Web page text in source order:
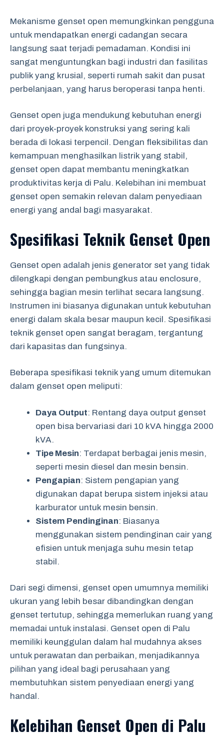
Mekanisme genset open memungkinkan pengguna
untuk mendapatkan energi cadangan secara
langsung saat terjadi pemadaman. Kondisi ini
sangat menguntungkan bagi industri dan fasilitas
publik yang krusial, seperti rumah sakit dan pusat
perbelanjaan, yang harus beroperasi tanpa henti.
Genset open juga mendukung kebutuhan energi
dari proyek-proyek konstruksi yang sering kali
berada di lokasi terpencil. Dengan fleksibilitas dan
kemampuan menghasilkan listrik yang stabil,
genset open dapat membantu meningkatkan
produktivitas kerja di Palu. Kelebihan ini membuat
genset open semakin relevan dalam penyediaan
energi yang andal bagi masyarakat.
Spesifikasi Teknik Genset Open
Genset open adalah jenis generator set yang tidak
dilengkapi dengan pembungkus atau enclosure,
sehingga bagian mesin terlihat secara langsung.
Instrumen ini biasanya digunakan untuk kebutuhan
energi dalam skala besar maupun kecil. Spesifikasi
teknik genset open sangat beragam, tergantung
dari kapasitas dan fungsinya.
Beberapa spesifikasi teknik yang umum ditemukan
dalam genset open meliputi:
Daya Output: Rentang daya output genset
open bisa bervariasi dari 10 kVA hingga 2000
kVA.
Tipe Mesin: Terdapat berbagai jenis mesin,
seperti mesin diesel dan mesin bensin.
Pengapian: Sistem pengapian yang
digunakan dapat berupa sistem injeksi atau
karburator untuk mesin bensin.
Sistem Pendinginan: Biasanya
menggunakan sistem pendinginan cair yang
efisien untuk menjaga suhu mesin tetap
stabil.
Dari segi dimensi, genset open umumnya memiliki
ukuran yang lebih besar dibandingkan dengan
genset tertutup, sehingga memerlukan ruang yang
memadai untuk instalasi. Genset open di Palu
memiliki keunggulan dalam hal mudahnya akses
untuk perawatan dan perbaikan, menjadikannya
pilihan yang ideal bagi perusahaan yang
membutuhkan sistem penyediaan energi yang
handal.
Kelebihan Genset Open di Palu